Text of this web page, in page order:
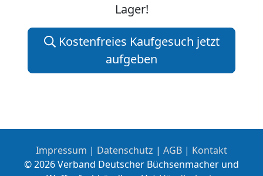
Lager!
Kostenfreies Kaufgesuch jetzt
aufgeben
Impressum | Datenschutz | AGB | Kontakt
© 2026 Verband Deutscher Büchsenmacher und